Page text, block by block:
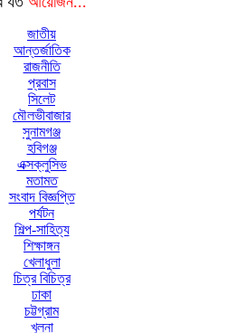
জাতীয়
আন্তর্জাতিক
রাজনীতি
প্রবাস
সিলেট
মৌলভীবাজার
সুনামগঞ্জ
হবিগঞ্জ
এক্সক্লুসিভ
মতামত
সংবাদ বিজ্ঞপ্তি
পর্যটন
শিল্প-সাহিত্য
শিক্ষাঙ্গন
খেলাধুলা
চিত্র বিচিত্র
ঢাকা
চট্টগ্রাম
খুলনা